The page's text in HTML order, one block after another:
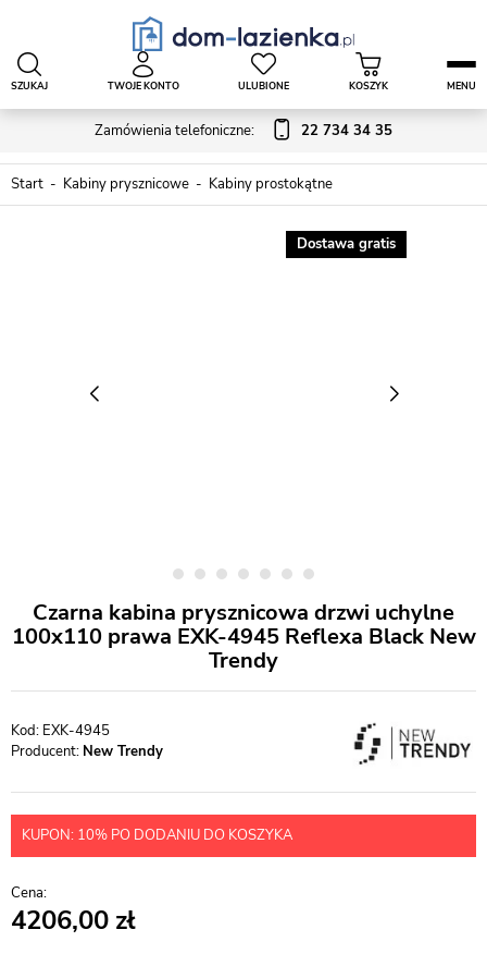
Zamówienia telefoniczne: 22 734 34 35
SZUKAJ TWOJE KONTO ULUBIONE KOSZYK MENU
Start Kabiny prysznicowe Kabiny prostokątne
Dostawa gratis
Czarna kabina prysznicowa drzwi uchylne
100x110 prawa EXK-4945 Reflexa Black New
Trendy
EXK-4945
Producent: New Trendy
KUPON: 10% PO DODANIU DO KOSZYKA
4206,00